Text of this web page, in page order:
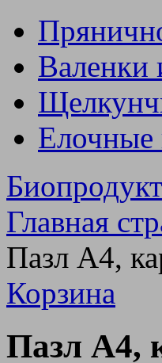
Валенки
Главная
Пазл А4,
Корзина
Пазл А4,